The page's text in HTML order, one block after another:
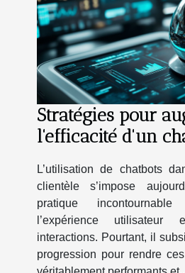
Stratégies pour
l'efficacité d'un
L’utilisation de chatbots
clientèle s’impose
pratique
l’expérience
interactions. Pourtant, il
progression pour rendre